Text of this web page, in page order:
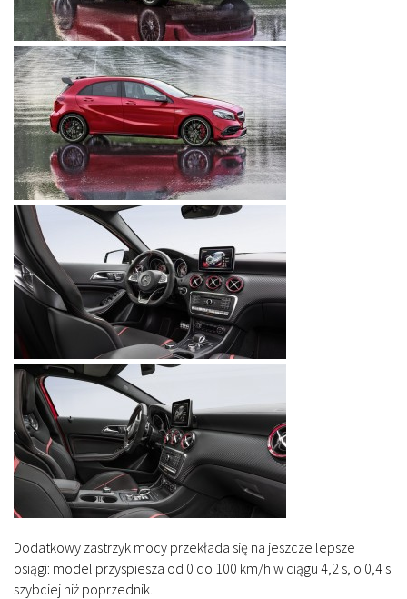
Dodatkowy zastrzyk mocy przekłada się na jeszcze lepsze
osiągi: model przyspiesza od 0 do 100 km/h w ciągu 4,2 s, o 0,4 s
szybciej niż poprzednik.